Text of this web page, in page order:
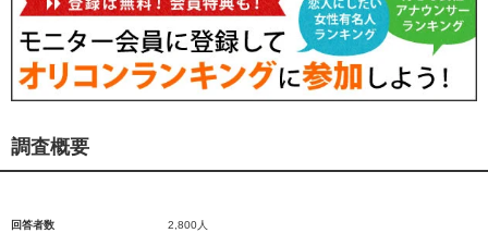
調査概要
回答者数
2,800人